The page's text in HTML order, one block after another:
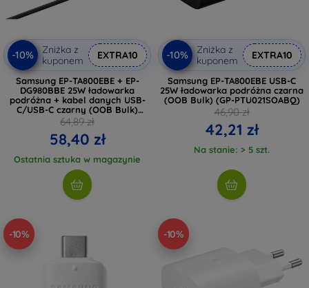
-10%
Zniżka z
kuponem
EXTRA10
Samsung EP-TA800EBE + EP-
DG980BBE 25W ładowarka
podróżna + kabel danych USB-
C/USB-C czarny (OOB Bulk)
(2453214)
64,89 zł
58,40 zł
Ostatnia sztuka w magazynie
-10%
Zniżka z
kuponem
EXTRA10
Samsung EP-TA800EBE USB-C
25W ładowarka podróżna czarna
(OOB Bulk) (GP-PTU021SOABQ)
46,90 zł
42,21 zł
Na stanie: > 5 szt.
-10% -10%